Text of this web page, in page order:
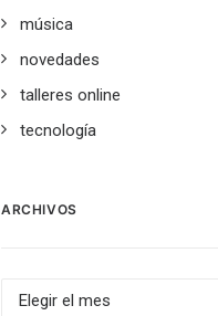
música
novedades
talleres online
tecnología
ARCHIVOS
Archivos